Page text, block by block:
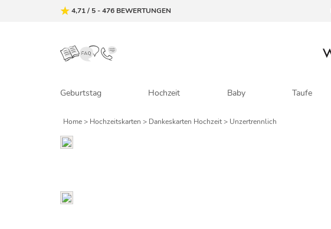
4,71/ 5-476 BEWERTUNGEN
Geburtstag Hochzeit Baby Taufe
Home> Hochzeitskarten > Dankeskarten Hochzeit> Unzertrennlich